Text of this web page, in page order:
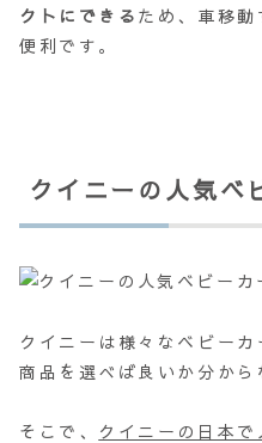
クトにできる ため、車移
便利です。
クイニーの人気ベ
クイニーは様々なベビー
商品を選べば良いか分から
そこで、 クイニーの日本